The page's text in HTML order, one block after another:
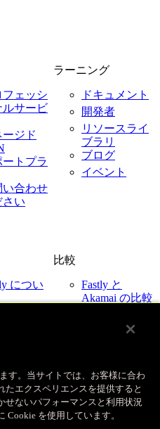
フェッシ
ルサービ
ージド
ートプラ
い合わせ
さい
ラーニング
ドキュメント
開発者
リソースライ
ブラリ
ブログ
イベント
につい
連
ポリシー
比較
Fastly と
Akamai の比較
Cloudflare の比
Fastly とクラ
ウドプロバイ
ダー
す。当サイトでは、お客様に合わ
エクスペリエンスを提供すると
せないパフォーマンスと利用状況
Cookie を使用しています。